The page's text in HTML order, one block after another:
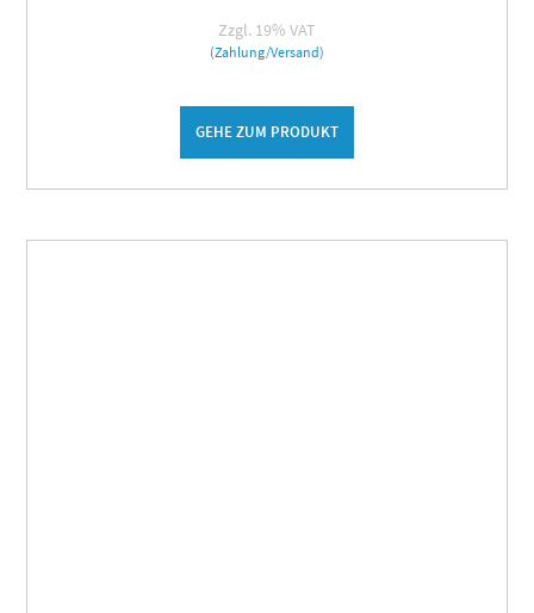
Zzgl. 19% VAT
(Zahlung/Versand)
GEHE ZUM PRODUKT